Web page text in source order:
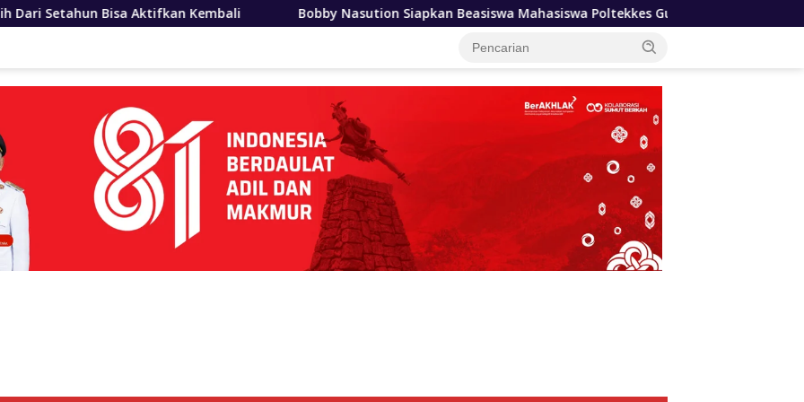
Kembali Bobby Nasution Siapkan Beasiswa Mahasiswa Poltekkes Gunungsitoli, Dukung Lahirnya Tenaga Kesehatan